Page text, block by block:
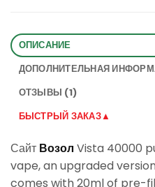
ОПИСАНИЕ
ДОПОЛНИТЕЛЬНАЯ
ОТЗЫВЫ (1)
БЫСТРЫЙ ЗАКАЗ▲
Сайт Возол Vista 40000
vape, an upgraded
comes with 20ml of pre-